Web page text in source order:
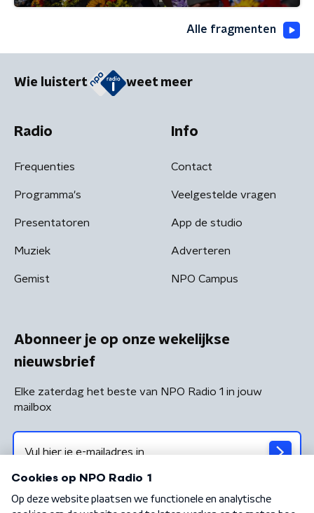
Alle fragmenten
Wie luistert weet meer
Radio
Frequenties
Programma's
Presentatoren
Muziek
Gemist
Info
Contact
Veelgestelde vragen
App de studio
Adverteren
NPO Campus
Abonneer je op onze wekelijkse
nieuwsbrief
Elke zaterdag het beste van NPO Radio 1 in jouw
mailbox